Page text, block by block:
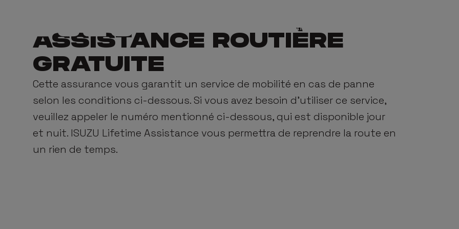
D-MAX Extended Cab
D-MAX Double Cab
Concessionnaires
Private Lease
Pack de garantie étendu
ISUZU
ASSISTANCE ROUTIÈRE
GRATUITE
Cette assurance vous garantit un service de mobilité en cas de panne
selon les conditions ci-dessous. Si vous avez besoin d'utiliser ce service,
veuillez appeler le numéro mentionné ci-dessous, qui est disponible jour
et nuit. ISUZU Lifetime Assistance vous permettra de reprendre la route en
un rien de temps.